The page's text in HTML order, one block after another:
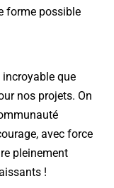
forme possible
incroyable que
nos projets. On
avec force
pleinement
!